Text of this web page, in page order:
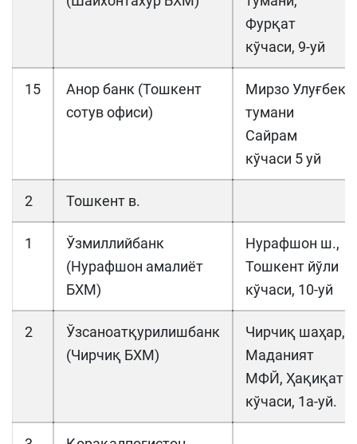
Фурқат
кўчаси, 9-уй
15
Анор банк (Тошкент
сотув офиси)
Мирзо Улуғбек
тумани
Сайрам
кўчаси 5 уй
2 Тошкент в.
1
Ўзмиллийбанк
(Нурафшон амалиёт
БХМ)
Нурафшон ш.,
Тошкент йўли
кўчаси, 10-уй
2
Ўзсаноатқурилишбанк
(Чирчиқ БХМ)
Чирчиқ шаҳар,
Маданият
МФЙ, Ҳақиқат
кўчаси, 1а-уй.